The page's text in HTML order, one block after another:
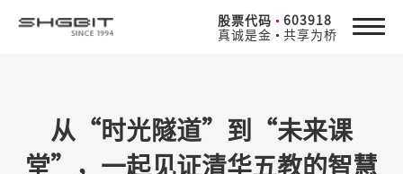
股票代码
603918
真诚是金
共享为桥
从“时光隧道”到“未来课
堂”，一起见证清华五教的智慧